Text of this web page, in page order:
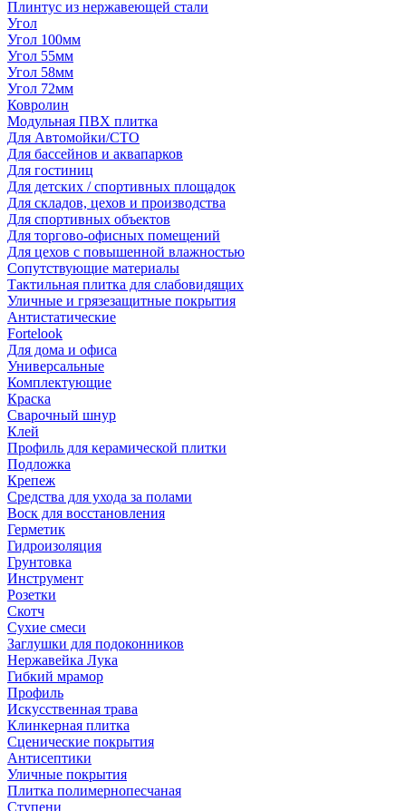
Плинтус из нержавеющей стали
Угол
Угол 100мм
Угол 55мм
Угол 58мм
Угол 72мм
Ковролин
Модульная ПВХ плитка
Для Автомойки/СТО
Для бассейнов и аквапарков
Для гостиниц
Для детских / спортивных площадок
Для складов, цехов и производства
Для спортивных объектов
Для торгово-офисных помещений
Для цехов с повышенной влажностью
Сопутствующие материалы
Тактильная плитка для слабовидящих
Уличные и грязезащитные покрытия
Антистатические
Fortelook
Для дома и офиса
Универсальные
Комплектующие
Краска
Сварочный шнур
Клей
Профиль для керамической плитки
Подложка
Крепеж
Средства для ухода за полами
Воск для восстановления
Герметик
Гидроизоляция
Грунтовка
Инструмент
Розетки
Скотч
Сухие смеси
Заглушки для подоконников
Нержавейка Лука
Гибкий мрамор
Профиль
Искусственная трава
Клинкерная плитка
Сценические покрытия
Антисептики
Уличные покрытия
Плитка полимернопесчаная
Ступени